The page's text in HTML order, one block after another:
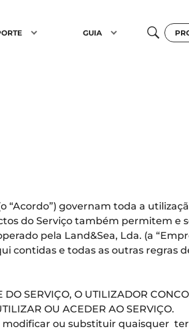
GUIA
“Acordo”) governam toda a
do Serviço também permitem
pela Land&Sea, Lda. (a
contidas e todas as outras
SERVIÇO, O UTILIZADOR
OU ACEDER AO SERVIÇO.
modificar ou substituir quaisquer